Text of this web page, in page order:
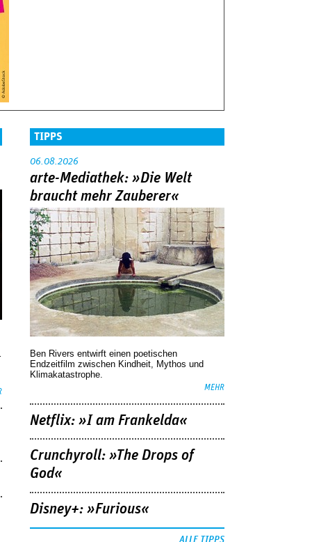
TIPPS
06.08.2026
arte-Mediathek: »Die Welt
braucht mehr Zauberer«
Ben Rivers entwirft einen poetischen
Endzeitfilm zwischen Kindheit, Mythos und
Klimakatastrophe.
MEHR
Netflix: »I am Frankelda«
Crunchyroll: »The Drops of
God«
Disney+: »Furious«
ALLE TIPPS